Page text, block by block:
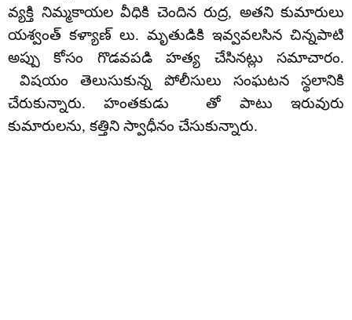
వ్యక్తి నిమ్మకాయల వీధికి చెందిన రుద్ర, అతని కుమారులు
యశ్వంత్ కళ్యాణ్ లు. మృతుడికి ఇవ్వవలసిన చిన్నపాటి
అప్పు కోసం గొడవపడి హత్య చేసినట్లు సమాచారం.
విషయం తెలుసుకున్న పోలీసులు సంఘటన స్థలానికి
చేరుకున్నారు. హంతకుడు తో పాటు ఇరువురు
కుమారులను, కత్తిని స్వాధీనం చేసుకున్నారు.